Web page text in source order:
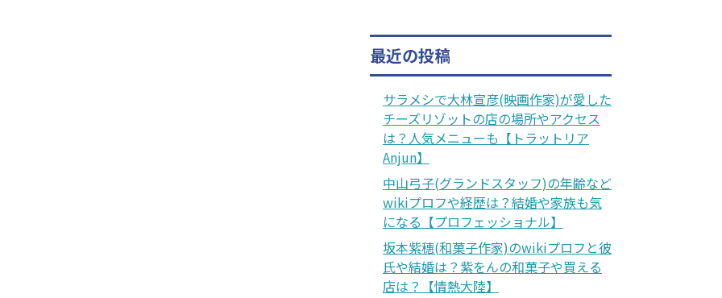
最近の投稿
サラメシで大林宣彦(映画作家)が愛した
チーズリゾットの店の場所やアクセス
は？人気メニューも【トラットリア
Anjun】
中山弓子(グランドスタッフ)の年齢など
wikiプロフや経歴は？結婚や家族も気
になる【プロフェッショナル】
坂本紫穗(和菓子作家)のwikiプロフと彼
氏や結婚は？紫をんの和菓子や買える
店は？【情熱大陸】